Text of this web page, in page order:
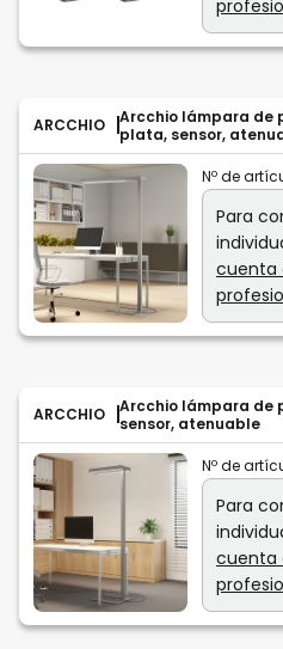
ARCCHIO
Arcchio lámpara de
plata, sensor,
Nº de
Para
cuenta
ARCCHIO
Arcchio lámpara de
sensor, atenuable
Nº de
Para
cuenta